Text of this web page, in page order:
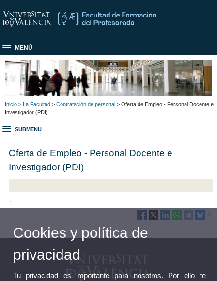
MENÚ
Inicio > La Facultad > Contratación de personal > Oferta de Empleo - Personal Docente e
Investigador (PDI)
SUBMENU
Oferta de Empleo - Personal Docente e
Investigador (PDI)
.
Cookies y política de
privacidad
Tu privacidad es importante para nosotros. Por ello te